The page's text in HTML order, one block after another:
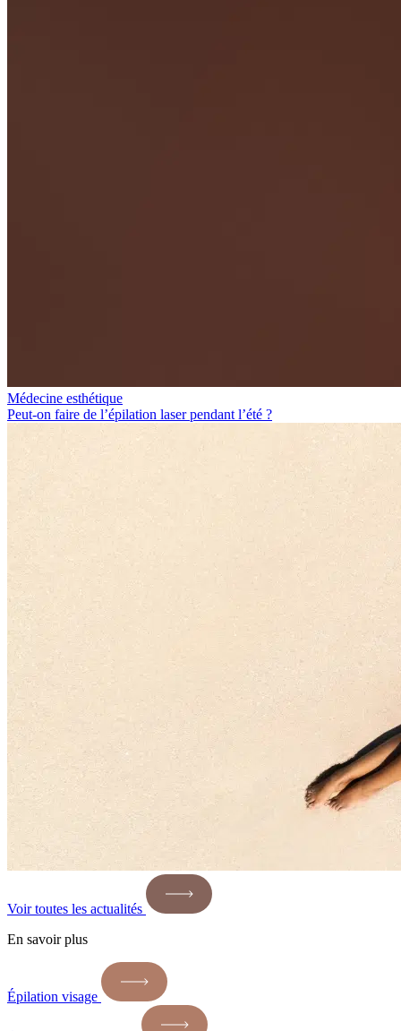
Médecine esthétique
Peut-on faire de l’épilation laser pendant l’été ?
Voir toutes les actualités
En savoir plus
Épilation visage